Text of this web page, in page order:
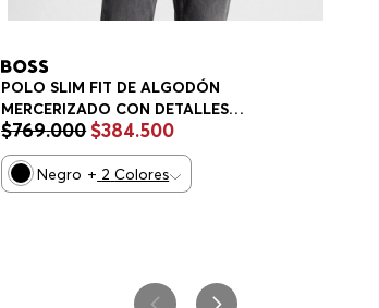
POLO SLIM FIT DE ALGODÓN
MERCERIZADO CON DETALLES
ESTRUCTURADOS POLO SLIM FIT
HOMBRE
$769.000 $384.500
Negro + 2 Colores